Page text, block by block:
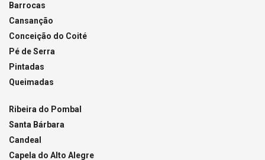
Barrocas
Cansanção
Conceição do Coité
Pé de Serra
Pintadas
Queimadas
Ribeira do Pombal
Santa Bárbara
Candeal
Capela do Alto Alegre